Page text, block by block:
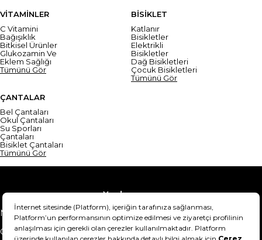
VİTAMİNLER
C Vitamini
Bağışıklık
Bitkisel Ürünler
Glukozamin Ve
Eklem Sağlığı
Tümünü Gör
BİSİKLET
Katlanır
Bisikletler
Elektrikli
Bisikletler
Dağ Bisikletleri
Çocuk Bisikletleri
Tümünü Gör
ÇANTALAR
Bel Çantaları
Okul Çantaları
Su Sporları
Çantaları
Bisiklet Çantaları
Tümünü Gör
Yardım
Mesafeli Satış Sözleşmesi
Teslimat Bilgisi
Gizlilik Sözleşmesi
Şartlar & Koşullar